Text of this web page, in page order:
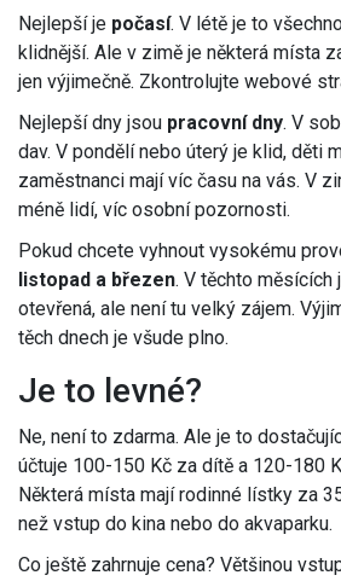
Nejlepší je počasí. V létě je to
klidnější. Ale v zimě je některá místa
jen výjimečně. Zkontrolujte webové
Nejlepší dny jsou pracovní dny. V
dav. V pondělí nebo úterý je klid, děti
zaměstnanci mají víc času na vás. V
méně lidí, víc osobní pozornosti.
Pokud chcete vyhnout vysokému
listopad a březen. V těchto měsících
otevřená, ale není tu velký zájem.
těch dnech je všude plno.
Je to levné?
Ne, není to zdarma. Ale je to
účtuje 100-150 Kč za dítě a 120-180
Některá místa mají rodinné lístky za
než vstup do kina nebo do akvaparku.
Co ještě zahrnuje cena? Většinou